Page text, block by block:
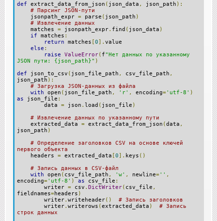
def extract_data_from_json ( json_data , json_path ):
# Парсинг JSON-пути
jsonpath_expr = parse ( json_path )
# Извлечение данных
matches = jsonpath_expr. find ( json_data )
if matches :
return matches [0]. value
else :
raise
ValueError( f"Нет данных по указанному
JSON пути: {json_path}" )
def json_to_csv ( json_file_path , csv_file_path ,
json_path ):
# Загрузка JSON-данных из файла
with open ( json_file_path , 'r' , encoding='utf-8' )
as json_file :
data = json . load ( json_file )
# Извлечение данных по указанному пути
extracted_data = extract_data_from_json (data ,
json_path )
# Определение заголовков CSV на основе ключей
первого объекта
headers = extracted_data [0]. keys ()
# Запись данных в CSV-файл
with open ( csv_file_path , 'w' , newline='' ,
encoding='utf-8' ) as csv_file :
writer = csv . DictWriter( csv_file ,
fieldnames=headers )
writer. writeheader()
# Запись заголовков
writer. writerows (extracted_data )
# Запись
строк данных